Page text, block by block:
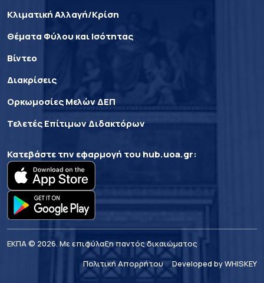
Κλιματική Αλλαγή/Κρίση
Θέματα Φύλου και Ισότητας
Βίντεο
Διακρίσεις
Ορκωμοσίες Μελών ΔΕΠ
Τελετές Επίτιμων Διδακτόρων
Κατεβάστε την εφαρμογή του hub.uoa.gr:
ΕΚΠΑ © 2026. Με επιφύλαξη παντός δικαιώματος
Πολιτική Απορρήτου
Developed by WHISKEY